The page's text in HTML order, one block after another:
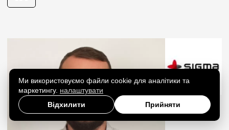
Ми використовуємо файли cookie для аналітики та
маркетингу. налаштувати
Відхилити
Прийняти